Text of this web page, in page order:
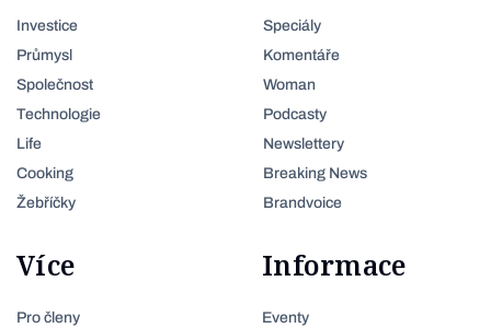
Investice
Průmysl
Společnost
Technologie
Life
Cooking
Žebříčky
Speciály
Komentáře
Woman
Podcasty
Newslettery
Breaking News
Brandvoice
Více
Pro členy
Informace
Eventy